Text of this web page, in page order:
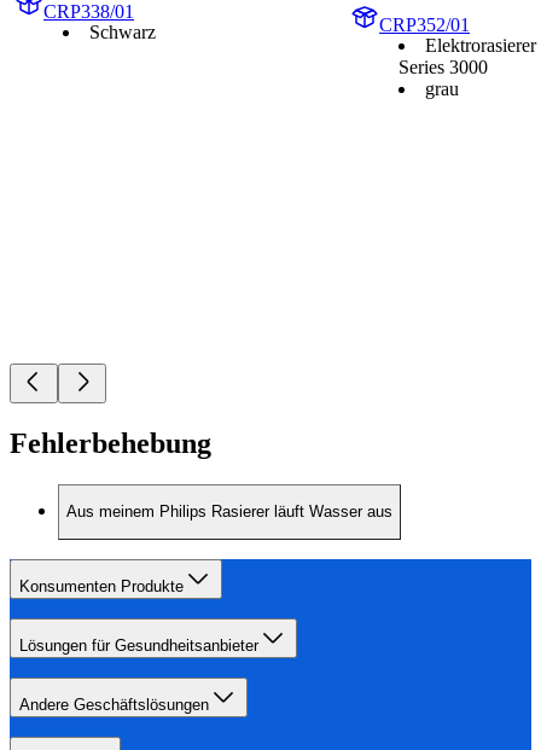
CRP338/01
Schwarz
CRP352/01
Series 3000
grau
Fehlerbehebung
Aus meinem Philips Rasierer läuft Wasser aus
Konsumenten Produkte
Lösungen für Gesundheitsanbieter
Andere Geschäftslösungen